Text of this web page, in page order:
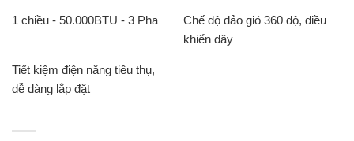
1 chiều - 50.000BTU - 3 Pha
Chế độ đảo gió 360 độ, điều
khiển dây
Tiết kiệm điện năng tiêu thụ,
dễ dàng lắp đặt